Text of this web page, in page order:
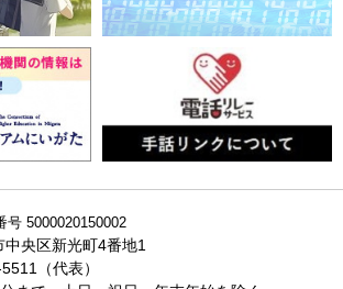
号 5000020150002
央区新光町4番地1
（代表）